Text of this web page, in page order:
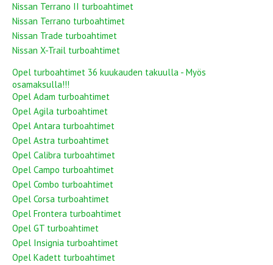
Nissan Terrano II turboahtimet
Nissan Terrano turboahtimet
Nissan Trade turboahtimet
Nissan X-Trail turboahtimet
Opel turboahtimet 36 kuukauden takuulla - Myös
osamaksulla!!!
Opel Adam turboahtimet
Opel Agila turboahtimet
Opel Antara turboahtimet
Opel Astra turboahtimet
Opel Calibra turboahtimet
Opel Campo turboahtimet
Opel Combo turboahtimet
Opel Corsa turboahtimet
Opel Frontera turboahtimet
Opel GT turboahtimet
Opel Insignia turboahtimet
Opel Kadett turboahtimet